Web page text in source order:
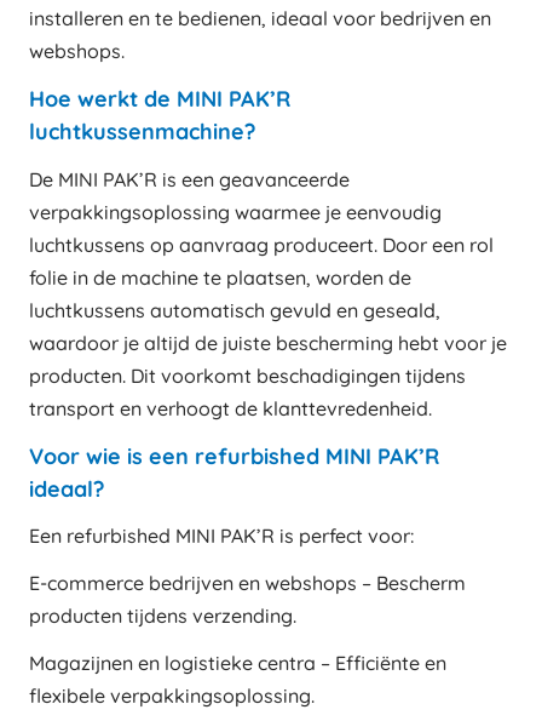
installeren en te bedienen, ideaal voor bedrijven en
webshops.
Hoe werkt de MINI PAK’R
luchtkussenmachine?
De MINI PAK’R is een geavanceerde
verpakkingsoplossing waarmee je eenvoudig
luchtkussens op aanvraag produceert. Door een rol
folie in de machine te plaatsen, worden de
luchtkussens automatisch gevuld en geseald,
waardoor je altijd de juiste bescherming hebt voor je
producten. Dit voorkomt beschadigingen tijdens
transport en verhoogt de klanttevredenheid.
Voor wie is een refurbished MINI PAK’R
ideaal?
Een refurbished MINI PAK’R is perfect voor:
E-commerce bedrijven en webshops – Bescherm
producten tijdens verzending.
Magazijnen en logistieke centra – Efficiënte en
flexibele verpakkingsoplossing.